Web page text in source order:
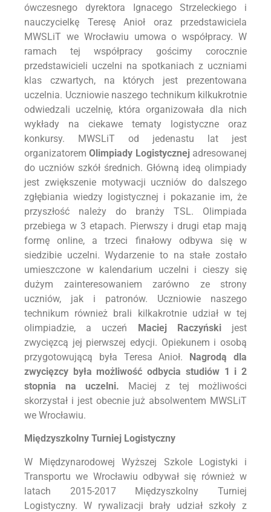
ówczesnego dyrektora Ignacego Strzeleckiego i
nauczycielkę Teresę Anioł oraz przedstawiciela
MWSLiT we Wrocławiu umowa o współpracy. W
ramach tej współpracy gościmy corocznie
przedstawicieli uczelni na spotkaniach z uczniami
klas czwartych, na których jest prezentowana
uczelnia. Uczniowie naszego technikum kilkukrotnie
odwiedzali uczelnię, która organizowała dla nich
wykłady na ciekawe tematy logistyczne oraz
konkursy. MWSLiT od jedenastu lat jest
organizatoremOlimpiady Logistycznejadresowanej
do uczniów szkół średnich. Główną ideą olimpiady
jest zwiększenie motywacji uczniów do dalszego
zgłębiania wiedzy logistycznej i pokazanie im, że
przyszłość należy do branży TSL. Olimpiada
przebiega w 3 etapach. Pierwszy i drugi etap mają
formę online, a trzeci finałowy odbywa się w
siedzibie uczelni. Wydarzenie to na stałe zostało
umieszczone w kalendarium uczelni i cieszy się
dużym zainteresowaniem zarówno ze strony
uczniów, jak i patronów. Uczniowie naszego
technikum również brali kilkakrotnie udział w tej
olimpiadzie, a uczeń Maciej Raczyńskijest
zwycięzcą jej pierwszej edycji. Opiekunem i osobą
przygotowującą była Teresa Anioł. Nagrodą dla
zwycięzcy była możliwość odbycia studiów 1 i 2
stopnia na uczelni. Maciej z tej możliwości
skorzystał i jest obecnie już absolwentem MWSLiT
we Wrocławiu.
Międzyszkolny Turniej Logistyczny
W Międzynarodowej Wyższej Szkole Logistyki i
Transportu we Wrocławiu odbywał się również w
latach 2015-2017 Międzyszkolny Turniej
Logistyczny. W rywalizacji brały udział szkoły z